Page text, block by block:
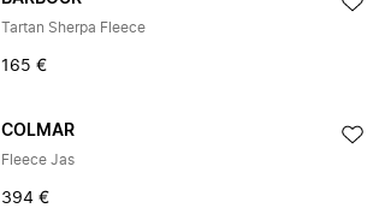
Tartan Sherpa Fleece
165 €
COLMAR
Fleece Jas
394 €